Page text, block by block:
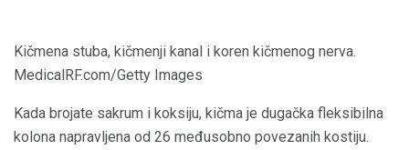
Kičmena stuba, kičmenji kanal i koren kičmenog nerva.
MedicalRF.com/Getty Images
Kada brojate sakrum i koksiju, kičma je dugačka fleksibilna
kolona napravljena od 26 međusobno povezanih kostiju.